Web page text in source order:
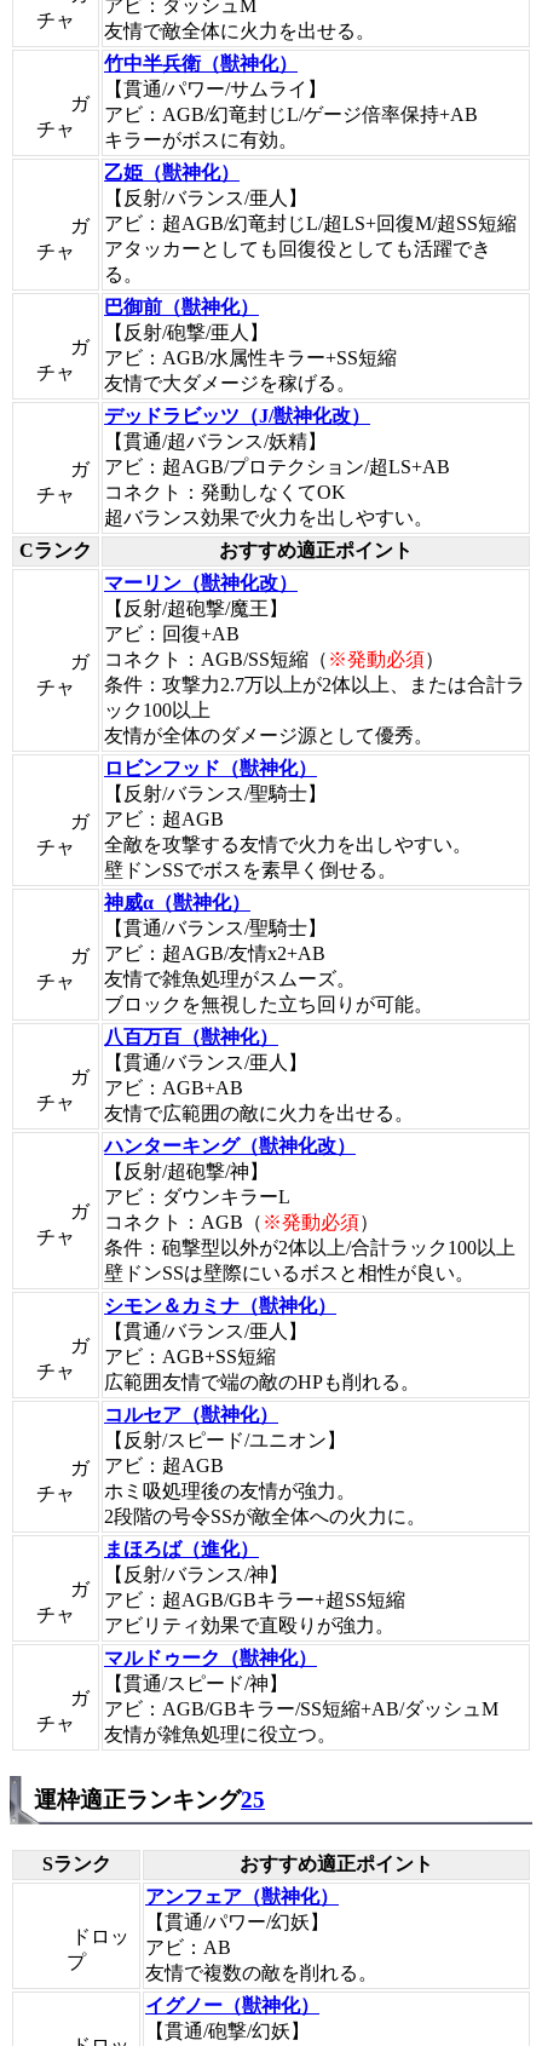
チャ
アビ：ダッシュM
友情で敵全体に火力を出せる。
ガ
チャ
竹中半兵衛（獣神化）
【貫通/パワー/サムライ】
アビ：AGB/幻竜封じL/ゲージ倍率保持+AB
キラーがボスに有効。
ガ
チャ
乙姫（獣神化）
【反射/バランス/亜人】
アビ：超AGB/幻竜封じL/超LS+回復M/超SS短縮
アタッカーとしても回復役としても活躍でき
る。
ガ
チャ
巴御前（獣神化）
【反射/砲撃/亜人】
アビ：AGB/水属性キラー+SS短縮
友情で大ダメージを稼げる。
ガ
チャ
デッドラビッツ（J/獣神化改）
【貫通/超バランス/妖精】
アビ：超AGB/プロテクション/超LS+AB
コネクト：発動しなくてOK
超バランス効果で火力を出しやすい。
Cランク
おすすめ適正ポイント
ガ
チャ
マーリン（獣神化改）
【反射/超砲撃/魔王】
アビ：回復+AB
コネクト：AGB/SS短縮（ ※発動必須）
条件：攻撃力2.7万以上が2体以上、または合計ラ
ック100以上
友情が全体のダメージ源として優秀。
ガ
チャ
ロビンフッド（獣神化）
【反射/バランス/聖騎士】
アビ：超AGB
全敵を攻撃する友情で火力を出しやすい。
壁ドンSSでボスを素早く倒せる。
ガ
チャ
神威α（獣神化）
【貫通/バランス/聖騎士】
アビ：超AGB/友情x2+AB
友情で雑魚処理がスムーズ。
ブロックを無視した立ち回りが可能。
ガ
チャ
八百万百（獣神化）
【貫通/バランス/亜人】
アビ：AGB+AB
友情で広範囲の敵に火力を出せる。
ガ
チャ
ハンターキング（獣神化改）
【反射/超砲撃/神】
アビ：ダウンキラーL
コネクト：AGB（ ※発動必須）
条件：砲撃型以外が2体以上/合計ラック100以上
壁ドンSSは壁際にいるボスと相性が良い。
ガ
チャ
シモン＆カミナ（獣神化）
【貫通/バランス/亜人】
アビ：AGB+SS短縮
広範囲友情で端の敵のHPも削れる。
ガ
チャ
コルセア（獣神化）
【反射/スピード/ユニオン】
アビ：超AGB
ホミ吸処理後の友情が強力。
2段階の号令SSが敵全体への火力に。
ガ
チャ
まほろば（進化）
【反射/バランス/神】
アビ：超AGB/GBキラー+超SS短縮
アビリティ効果で直殴りが強力。
ガ
チャ
マルドゥーク（獣神化）
【貫通/スピード/神】
アビ：AGB/GBキラー/SS短縮+AB/ダッシュM
友情が雑魚処理に役立つ。
運枠適正ランキング25
Sランク おすすめ適正ポイント
ドロッ
プ
アンフェア（獣神化）
【貫通/パワー/幻妖】
アビ：AB
友情で複数の敵を削れる。
イグノー（獣神化）
【貫通/砲撃/幻妖】